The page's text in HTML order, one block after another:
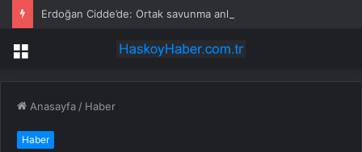
Erdoğan Cidde’de: Ortak savunma anlaşması imzalanacak
Menü
Anasayfa / Haber
Haber